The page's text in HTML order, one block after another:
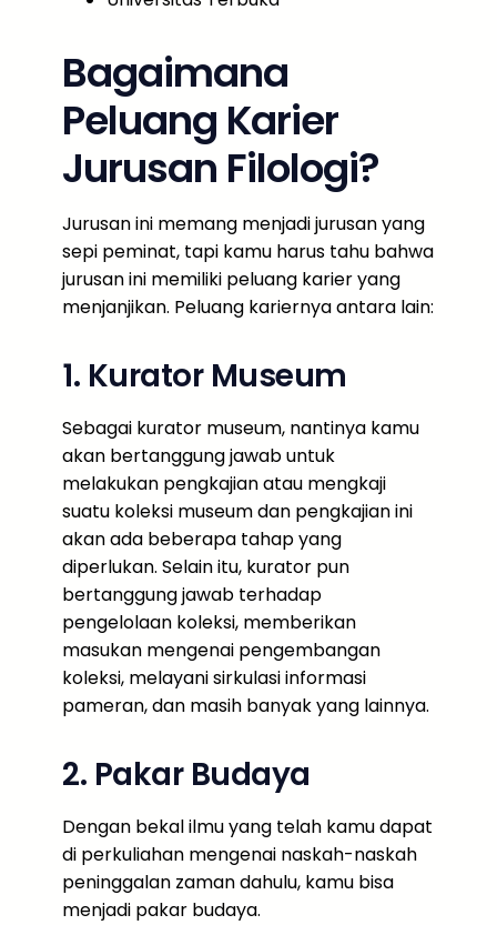
Bagaimana
Peluang Karier
Jurusan Filologi?
Jurusan ini memang menjadi jurusan yang
sepi peminat, tapi kamu harus tahu bahwa
jurusan ini memiliki peluang karier yang
menjanjikan. Peluang kariernya antara lain:
1. Kurator Museum
Sebagai kurator museum, nantinya kamu
akan bertanggung jawab untuk
melakukan pengkajian atau mengkaji
suatu koleksi museum dan pengkajian ini
akan ada beberapa tahap yang
diperlukan. Selain itu, kurator pun
bertanggung jawab terhadap
pengelolaan koleksi, memberikan
masukan mengenai pengembangan
koleksi, melayani sirkulasi informasi
pameran, dan masih banyak yang lainnya.
2. Pakar Budaya
Dengan bekal ilmu yang telah kamu dapat
di perkuliahan mengenai naskah-naskah
peninggalan zaman dahulu, kamu bisa
menjadi pakar budaya.